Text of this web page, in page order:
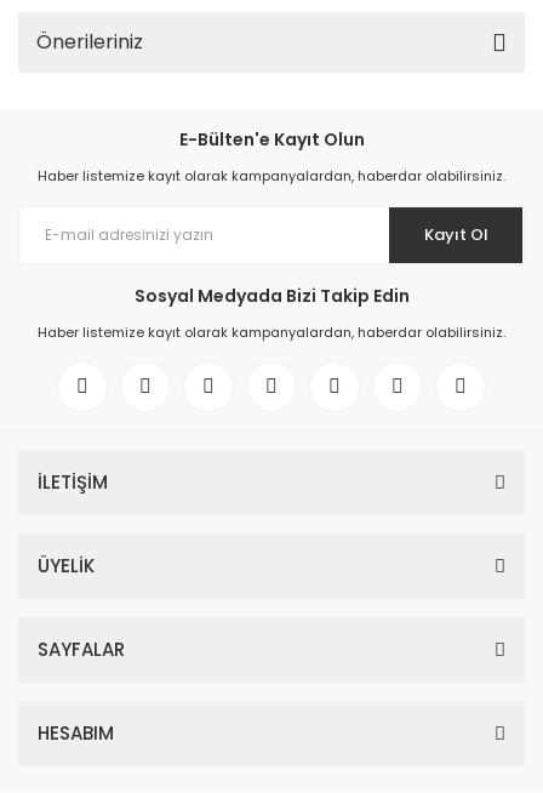
Önerileriniz
E-Bülten'e Kayıt Olun
Haber listemize kayıt olarak kampanyalardan, haberdar olabilirsiniz.
Kayıt Ol
Sosyal Medyada Bizi Takip Edin
Haber listemize kayıt olarak kampanyalardan, haberdar olabilirsiniz.
İLETİŞİM
ÜYELİK
SAYFALAR
HESABIM